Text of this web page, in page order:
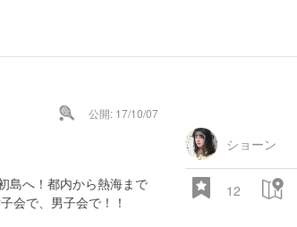
公開: 17/10/07
島へ！都内から熱海まで
会で、男子会で！！
ショーン
12